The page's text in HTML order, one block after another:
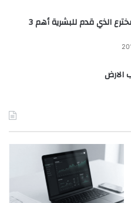
نيكولا تسلا المخترع الذي قدم للبشرية أهم 3
الارض